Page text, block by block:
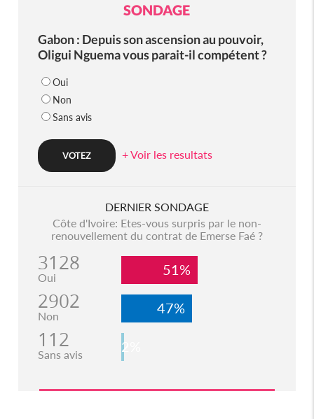
SONDAGE
Gabon : Depuis son ascension au pouvoir,
Oligui Nguema vous parait-il compétent ?
Oui
Non
Sans avis
+ Voir les resultats
DERNIER SONDAGE
Côte d'Ivoire: Etes-vous surpris par le non-
renouvellement du contrat de Emerse Faé ?
3128
Oui 51%
2902
Non 47%
112
Sans avis 2%